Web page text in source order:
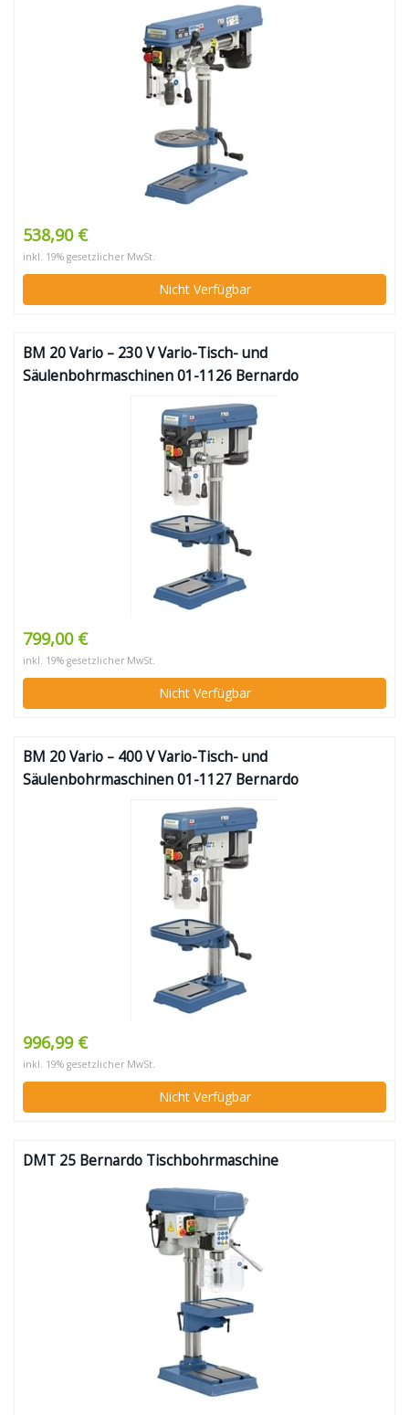
538,90 €
inkl. 19% gesetzlicher MwSt.
Nicht Verfügbar
BM 20 Vario – 230 V Vario-Tisch- und
Säulenbohrmaschinen 01-1126 Bernardo
799,00 €
inkl. 19% gesetzlicher MwSt.
Nicht Verfügbar
BM 20 Vario – 400 V Vario-Tisch- und
Säulenbohrmaschinen 01-1127 Bernardo
996,99 €
inkl. 19% gesetzlicher MwSt.
Nicht Verfügbar
DMT 25 Bernardo Tischbohrmaschine